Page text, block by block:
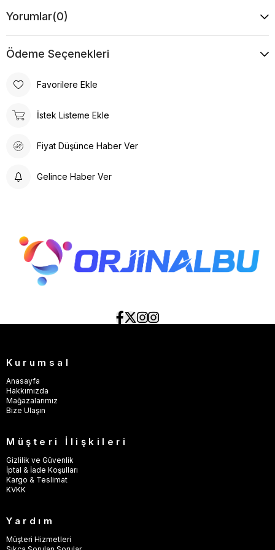
Yorumlar(0)
Ödeme Seçenekleri
Favorilere Ekle
İstek Listeme Ekle
Fiyat Düşünce Haber Ver
Gelince Haber Ver
Kurumsal
Anasayfa
Hakkımızda
Mağazalarımız
Bize Ulaşın
Müşteri İlişkileri
Gizlilik ve Güvenlik
İptal & İade Koşulları
Kargo & Teslimat
KVKK
Yardım
Müşteri Hizmetleri